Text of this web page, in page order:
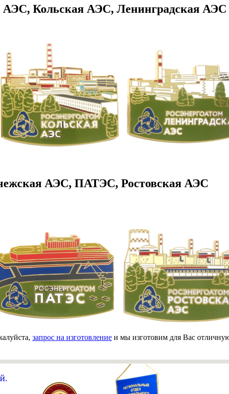
АЭС, Кольская АЭС, Ленинградская АЭС
АЭС, ПАТЭС, Ростовская АЭС
запрос на изготовление и мы изготовим для Вас